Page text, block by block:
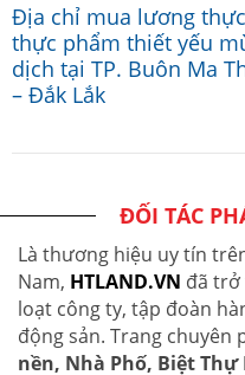
Địa chỉ mua lương thực
thực phẩm thiết yếu
dịch tại TP. Buôn Ma
– Đắk Lắk
ĐỐI TÁC
Là thương hiệu uy tín
Nam, HTLAND.VN đã trở
loạt công ty, tập đoàn
động sản. Trang chuyên
nền, Nhà Phố, Biệt Thự